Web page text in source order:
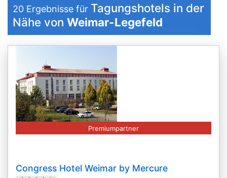
20 Ergebnisse für Tagungshotels in der
Nähe von Weimar-Legefeld
Premiumpartner
Congress Hotel Weimar by Mercure